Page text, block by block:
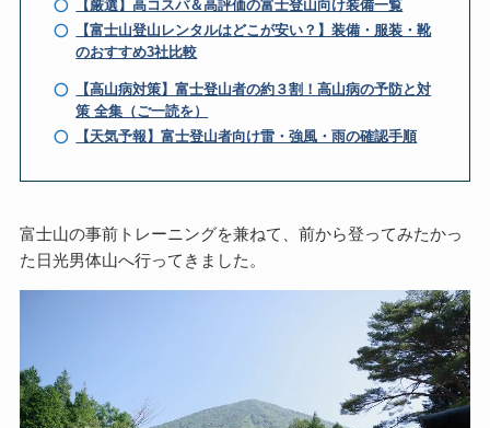
【厳選】高コスパ＆高評価の富士登山向け装備一覧
【富士山登山レンタルはどこが安い？】装備・服装・靴
のおすすめ3社比較
【高山病対策】富士登山者の約３割！高山病の予防と対
策 全集（ご一読を）
【天気予報】富士登山者向け雷・強風・雨の確認手順
富士山の事前トレーニングを兼ねて、前から登ってみたかっ
た日光男体山へ行ってきました。